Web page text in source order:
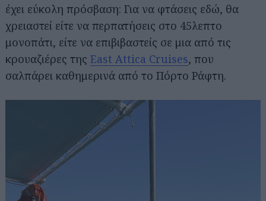
έχει εύκολη πρόσβαση: Για να φτάσεις εδώ, θα
χρειαστεί είτε να περπατήσεις στο 45λεπτο
μονοπάτι, είτε να επιβιβαστείς σε μια από τις
κρουαζιέρες της East Attica Cruises, που
σαλπάρει καθημερινά από το Πόρτο Ράφτη.